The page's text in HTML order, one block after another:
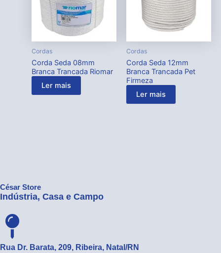
Cordas
Corda Seda 08mm
Branca Trancada Riomar
Ler mais
Cordas
Corda Seda 12mm
Branca Trancada Pet
Firmeza
Ler mais
César Store
Indústria, Casa e Campo
Rua Dr. Barata, 209, Ribeira, Natal/RN